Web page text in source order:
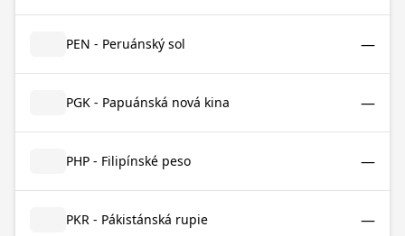
PEN - Peruánský sol —
PGK - Papuánská nová kina —
PHP - Filipínské peso —
PKR - Pákistánská rupie —